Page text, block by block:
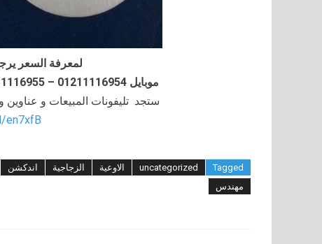
لمعرفة السعر
موبايل 01211116954 – 01211116955 – 01211116956–01211116958
ستجد تليفونات المبيعات و
en7xfB
Tagged
uncategorized الاوعية الزجاجية اندكشن
مهندس